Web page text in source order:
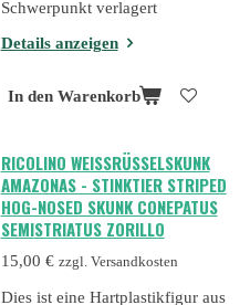
Schwerpunkt verlagert
Details anzeigen
In den Warenkorb
RICOLINO WEISSRÜSSELSKUNK A
MAZONAS - STINKTIER STRIPED H
OG-NOSED SKUNK CONEPATUS S
EMISTRIATUS ZORILLO
15,00 € zzgl. Versandkosten
Dies ist eine Hartplastikfigur aus